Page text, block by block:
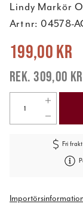
Lindy Markör
Art nr: 04578-
Nuvarande pris:
199,00 kr
309,00 kr
Fri